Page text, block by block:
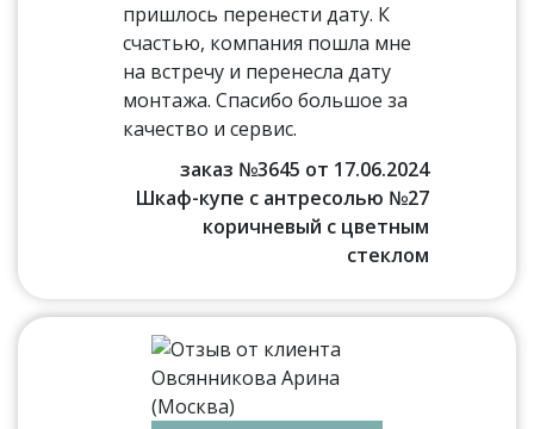
пришлось перенести дату. К
счастью, компания пошла мне
на встречу и перенесла дату
монтажа. Спасибо большое за
качество и сервис.
заказ №3645 от 17.06.2024
Шкаф-купе с антресолью №27
коричневый с цветным
стеклом